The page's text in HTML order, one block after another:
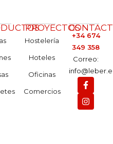
PROYECTOS
Hostelería
Hoteles
Oficinas
Comercios
+34 674
349 358
Correo: